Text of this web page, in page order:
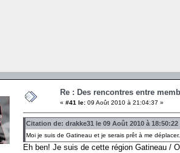
Re : Des rencontres entre
« #41 le: 09 Août 2010 à 21:04:37 »
Citation de: drakke31 le 09 Août 2010 à 18:50:22
Moi je suis de Gatineau et je serais prêt à me
Eh ben! Je suis de cette région Gatineau /